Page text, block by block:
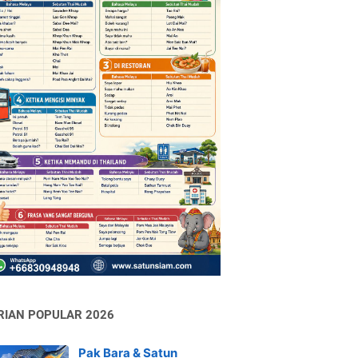
POPULAR 2026
Pak Bara & Satun